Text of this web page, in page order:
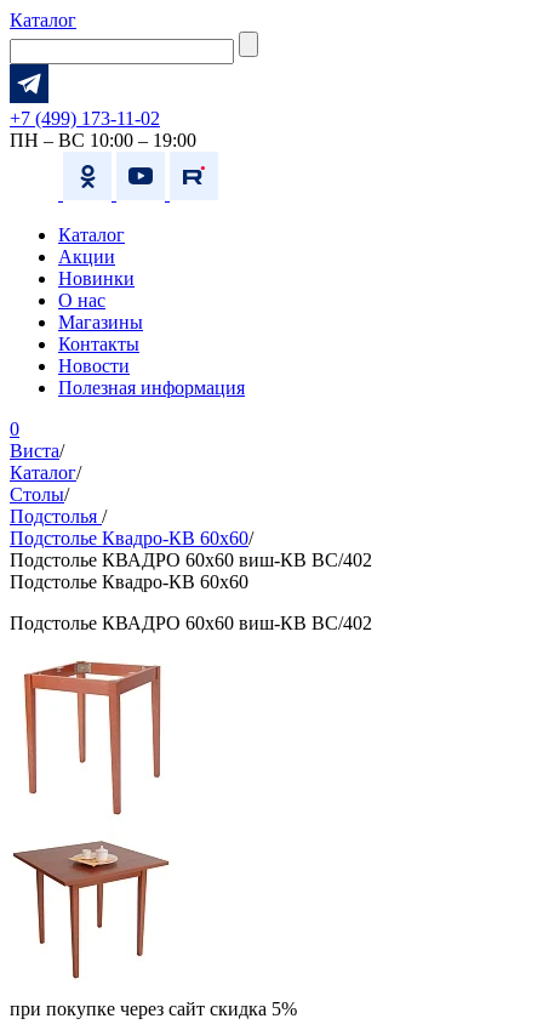
Каталог
+7 (499) 173-11-02
ПН – ВС 10:00 – 19:00
Каталог
Акции
Новинки
О нас
Магазины
Контакты
Новости
Полезная информация
0
Виста/
Каталог/
Столы/
Подстолья /
Подстолье Квадро-КВ 60х60/
Подстолье КВАДРО 60х60 виш-КВ ВС/402
Подстолье Квадро-КВ 60х60
Подстолье КВАДРО 60х60 виш-КВ ВС/402
при покупке через сайт скидка 5%